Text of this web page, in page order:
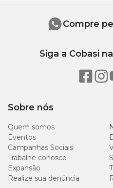
Sobre nós
Quem somos
Eventos
Campanhas Sociais
Trabalhe conosco
Expansão
Realize sua denúncia
Compre
Siga a Cobasi